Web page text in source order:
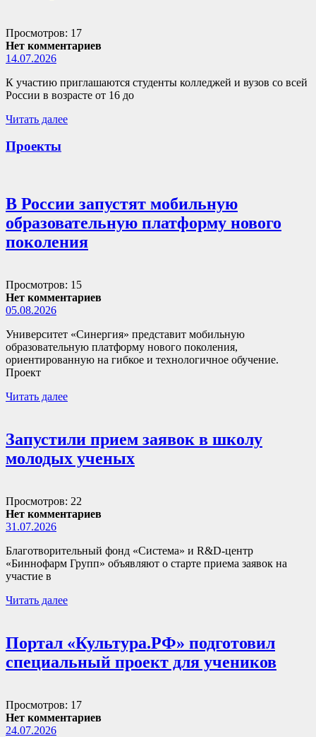
Просмотров: 17
Нет комментариев
14.07.2026
К участию приглашаются студенты колледжей и вузов со всей
России в возрасте от 16 до
Читать далее
Проекты
В России запустят мобильную
образовательную платформу нового
поколения
Просмотров: 15
Нет комментариев
05.08.2026
Университет «Синергия» представит мобильную
образовательную платформу нового поколения,
ориентированную на гибкое и технологичное обучение.
Проект
Читать далее
Запустили прием заявок в школу
молодых ученых
Просмотров: 22
Нет комментариев
31.07.2026
Благотворительный фонд «Система» и R&D-центр
«Биннофарм Групп» объявляют о старте приема заявок на
участие в
Читать далее
Портал «Культура.РФ» подготовил
специальный проект для учеников
Просмотров: 17
Нет комментариев
24.07.2026